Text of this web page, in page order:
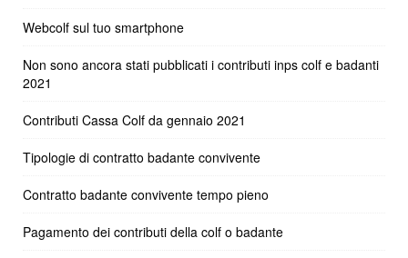
Webcolf sul tuo smartphone
Non sono ancora stati pubblicati i contributi inps colf e badanti
2021
Contributi Cassa Colf da gennaio 2021
Tipologie di contratto badante convivente
Contratto badante convivente tempo pieno
Pagamento dei contributi della colf o badante